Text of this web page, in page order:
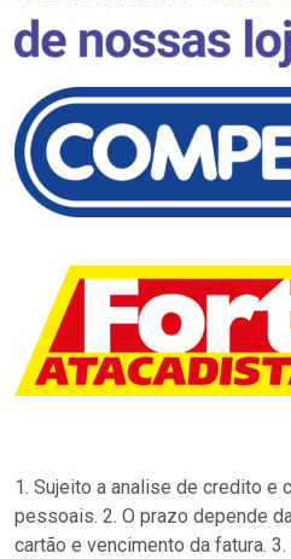
1. Sujeito a analise de credito e
pessoais. 2. O prazo depende
cartão e vencimento da fatura.